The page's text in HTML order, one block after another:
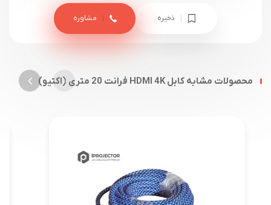
ذخیره مشاوره
محصولات مشابه کابل HDMI 4K فرانت 20 متری (اکتیو)